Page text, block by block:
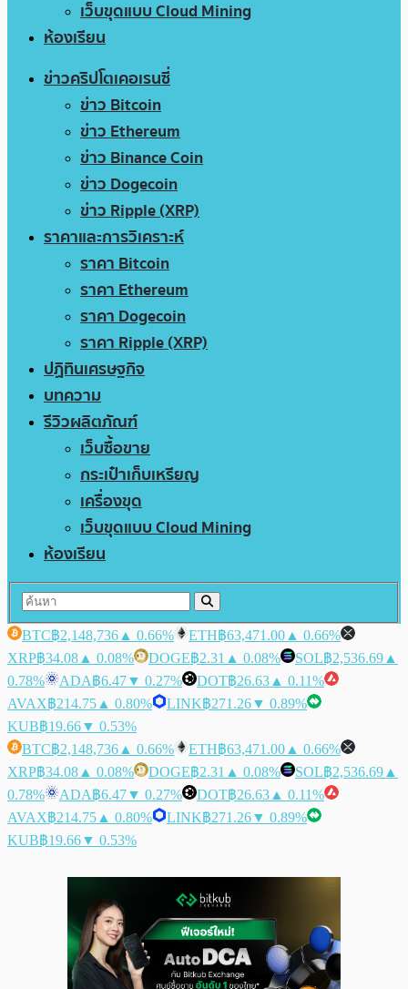
เว็บขุดแบบ Cloud Mining
ห้องเรียน
ข่าวคริปโตเคอเรนซี่
ข่าว Bitcoin
ข่าว Ethereum
ข่าว Binance Coin
ข่าว Dogecoin
ข่าว Ripple (XRP)
ราคาและการวิเคราะห์
ราคา Bitcoin
ราคา Ethereum
ราคา Dogecoin
ราคา Ripple (XRP)
ปฏิทินเศรษฐกิจ
บทความ
รีวิวผลิตภัณฑ์
เว็บซื้อขาย
กระเป๋าเก็บเหรียญ
เครื่องขุด
เว็บขุดแบบ Cloud Mining
ห้องเรียน
BTC฿2,148,736 ▲ 0.66% ETH฿63,471.00 ▲ 0.66%
XRP฿34.08 ▲ 0.08% DOGE฿2.31 ▲ 0.08% SOL฿2,536.69 ▲
0.78%
ADA฿6.47▼ 0.27% DOT฿26.63 ▲ 0.11%
AVAX฿214.75 ▲ 0.80% LINK฿271.26▼ 0.89%
KUB฿19.66▼ 0.53%
BTC฿2,148,736 ▲ 0.66% ETH฿63,471.00 ▲ 0.66%
XRP฿34.08 ▲ 0.08% DOGE฿2.31 ▲ 0.08% SOL฿2,536.69 ▲
0.78%
ADA฿6.47▼ 0.27% DOT฿26.63 ▲ 0.11%
AVAX฿214.75 ▲ 0.80% LINK฿271.26▼ 0.89%
KUB฿19.66▼ 0.53%